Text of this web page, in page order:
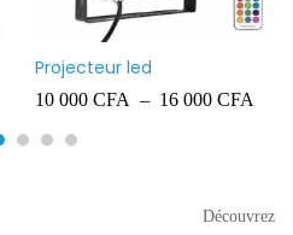
Projecteur led
10 000 CFA – 16 000 CFA
Découvrez